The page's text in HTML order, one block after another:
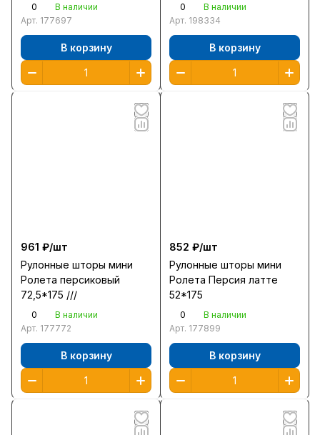
0
В наличии
Арт. 177697
В корзину
0
В наличии
Арт. 198334
В корзину
961 ₽/шт
Рулонные шторы мини
Ролета персиковый
72,5*175 ///
0
В наличии
Арт. 177772
В корзину
852 ₽/шт
Рулонные шторы мини
Ролета Персия латте
52*175
0
В наличии
Арт. 177899
В корзину